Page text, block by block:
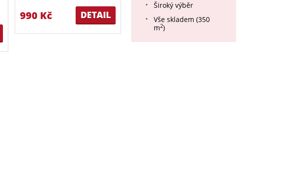
DETAIL
990 Kč
Široký výběr
Vše skladem (350
m2)